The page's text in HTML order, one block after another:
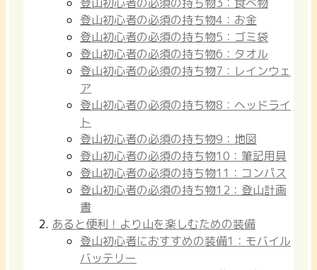
登山初心者の必須の持ち物4：お金
登山初心者の必須の持ち物5：ゴミ袋
登山初心者の必須の持ち物6：タオル
登山初心者の必須の持ち物7：レインウェ
ア
登山初心者の必須の持ち物8：ヘッドライ
ト
登山初心者の必須の持ち物9：地図
登山初心者の必須の持ち物10：筆記用具
登山初心者の必須の持ち物11：コンパス
登山初心者の必須の持ち物12：登山計画
書
あると便利！より山を楽しむための装備
登山初心者におすすめの装備1：モバイル
バッテリー